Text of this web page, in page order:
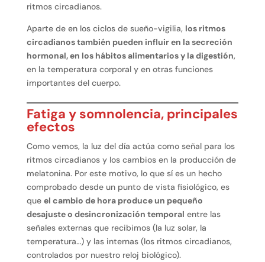
ritmos circadianos.
Aparte de en los ciclos de sueño-vigilia, los ritmos
circadianos también pueden influir en la secreción
hormonal, en los hábitos alimentarios y la digestión,
en la temperatura corporal y en otras funciones
importantes del cuerpo.
Fatiga y somnolencia, principales
efectos
Como vemos, la luz del día actúa como señal para los
ritmos circadianos y los cambios en la producción de
melatonina. Por este motivo, lo que sí es un hecho
comprobado desde un punto de vista fisiológico, es
que el cambio de hora produce un pequeño
desajuste o desincronización temporal entre las
señales externas que recibimos (la luz solar, la
temperatura…) y las internas (los ritmos circadianos,
controlados por nuestro reloj biológico).